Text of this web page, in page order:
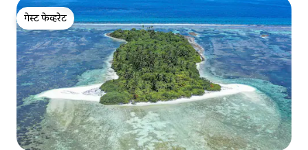
गेस्ट फेव्हरेट
गेस्ट फेव्हरेट